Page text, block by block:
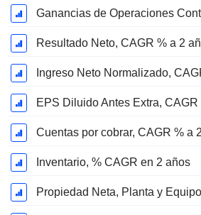
Resultado Neto, CAGR % a 2
Ingreso Neto Normalizado,
EPS Diluido Antes Extra, CAGR
Cuentas por cobrar, CAGR % a
Inventario, % CAGR en 2 años